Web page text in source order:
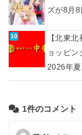
ズが8月
【北東
ョッピン
2026年
1件のコメント